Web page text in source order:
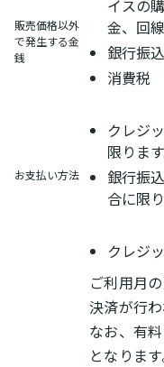
販売価格以外
で発生する金
銭
イスの
金、回
銀行振
消費税
お支払い方法
クレジ
限ります
銀行振
合に限
クレジ
ご利用月
決済が行わ
なお、有
となります